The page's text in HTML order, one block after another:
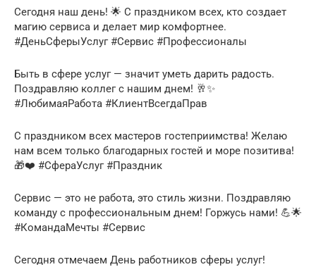
Сегодня наш день! 🌟 С праздником всех, кто создает
магию сервиса и делает мир комфортнее.
#ДеньСферыУслуг #Сервис #Профессионалы
Быть в сфере услуг — значит уметь дарить радость.
Поздравляю коллег с нашим днем! 🥂✨
#ЛюбимаяРабота #КлиентВсегдаПрав
С праздником всех мастеров гостеприимства! Желаю
нам всем только благодарных гостей и море позитива!
🎁❤️ #СфераУслуг #Праздник
Сервис — это не работа, это стиль жизни. Поздравляю
команду с профессиональным днем! Горжусь нами! 💪🌟
#КомандаМечты #Сервис
Сегодня отмечаем День работников сферы услуг!